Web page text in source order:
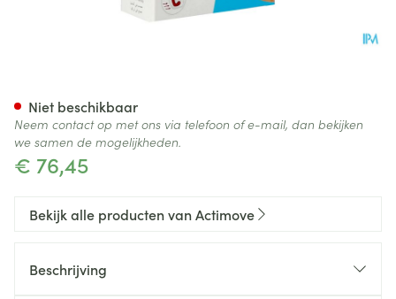
€ 76,45
Niet beschikbaar
Neem contact op met ons via telefoon of e-mail, dan bekijken
we samen de mogelijkheden.
Bekijk alle producten van Actimove
Beschrijving